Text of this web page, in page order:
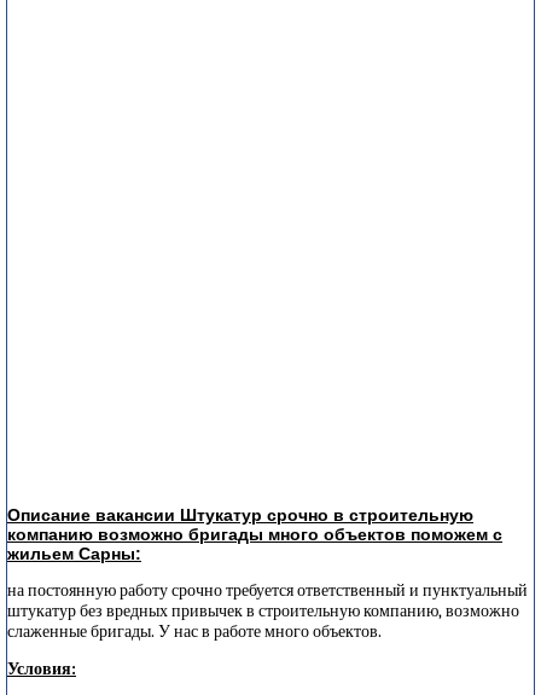
Описание вакансии Штукатур срочно в строительную
компанию возможно бригады много объектов поможем с
жильем Сарны:
на постоянную работу срочно требуется ответственный и пунктуальный
штукатур без вредных привычек в строительную компанию, возможно
слаженные бригады. У нас в работе много объектов.
Условия: